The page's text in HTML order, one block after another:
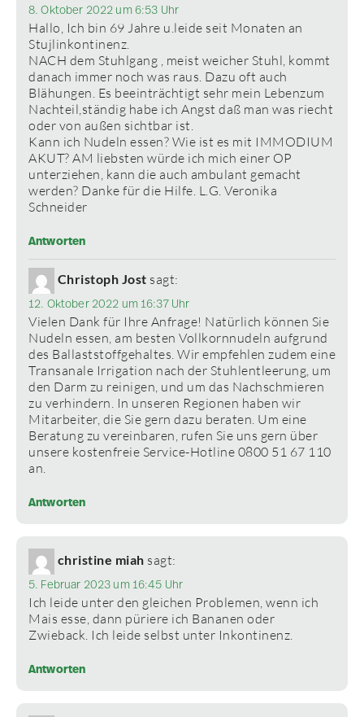
8. Oktober 2022 um 6:53 Uhr
Hallo, Ich bin 69 Jahre u.leide seit Monaten an
Stujlinkontinenz.
NACH dem Stuhlgang , meist weicher Stuhl, kommt
danach immer noch was raus. Dazu oft auch
Blähungen. Es beeinträchtigt sehr mein Lebenzum
Nachteil,ständig habe ich Angst daß man was riecht
oder von außen sichtbar ist.
Kann ich Nudeln essen? Wie ist es mit IMMODIUM
AKUT? AM liebsten würde ich mich einer OP
unterziehen, kann die auch ambulant gemacht
werden? Danke für die Hilfe. L.G. Veronika
Schneider
Antworten
Christoph Jost sagt:
12. Oktober 2022 um 16:37 Uhr
Vielen Dank für Ihre Anfrage! Natürlich können Sie
Nudeln essen, am besten Vollkornnudeln aufgrund
des Ballaststoffgehaltes. Wir empfehlen zudem eine
Transanale Irrigation nach der Stuhlentleerung, um
den Darm zu reinigen, und um das Nachschmieren
zu verhindern. In unseren Regionen haben wir
Mitarbeiter, die Sie gern dazu beraten. Um eine
Beratung zu vereinbaren, rufen Sie uns gern über
unsere kostenfreie Service-Hotline 0800 51 67 110
an.
Antworten
christine miah sagt:
5. Februar 2023 um 16:45 Uhr
Ich leide unter den gleichen Problemen, wenn ich
Mais esse, dann püriere ich Bananen oder
Zwieback. Ich leide selbst unter Inkontinenz.
Antworten